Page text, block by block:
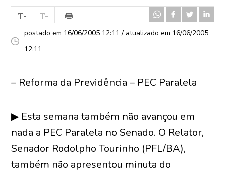
postado em 16/06/2005 12:11 / atualizado em 16/06/2005
12:11
– Reforma da Previdência – PEC Paralela
▶ Esta semana também não avançou em
nada a PEC Paralela no Senado. O Relator,
Senador Rodolpho Tourinho (PFL/BA),
também não apresentou minuta do